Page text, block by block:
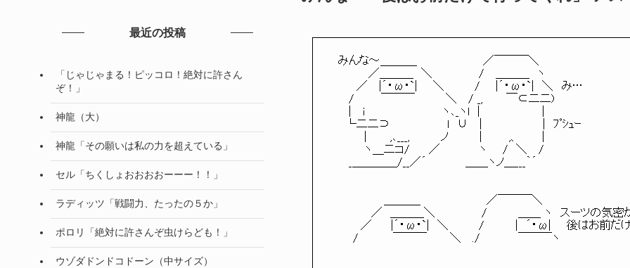
みんな～＿＿＿_　　　　　　　　 ／￣￣￣＼
／＿＿＿　＼　　　　　　/　 ＿＿＿　ヽ
／　 |´・ω・`|　　＼　　 　 /　　|´・ω・`|　＼　み…
/　　　 ￣￣￣　　　　＼　 / _,　　　￣⊂二二)
|　 i　　　　　　　　　　ヽ､_ヽl　|　　　　　　　　|
└二二⊃　　　　 　 　 l　∪　 |　　　 　 　 　 |　ﾌﾟｼｭｰ
|　　　,､___,　　　　ノ　　　　|　　　 ,、　　　|
ヽ＿二コ/　　 ／　　　　　ヽ　　/　＼　 /
_＿＿＿＿/__／´　　　　　＿＿ヽノ＿___｀´
＿＿＿_　　　　　　　　 ／￣￣￣＼
／　＿＿＿＼　　　　　　/　　　　＿＿ ヽ　スーツの気密
／　　 |´・ω・`|　＼　　 　 /　　　　|　´・ω|　　後はお前だ
/　　　　 ￣￣￣　　　＼ 　./ 　　　　 ￣￣￣ヽ
最近の投稿
「じゃじゃまる！ピッコロ！絶対に許さん
ぞ！」
神龍（大）
神龍「その願いは私の力を超えている」
セル「ちくしょおおおおーーー！！」
ラディッツ「戦闘力、たったの５か」
ポロリ「絶対に許さんぞ虫けらども！」
ウゾダドンドコドーン（中サイズ）